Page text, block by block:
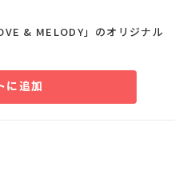
& MELODY」のオリジナル
に追加